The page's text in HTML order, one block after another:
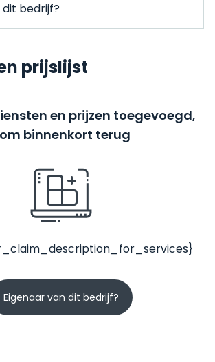
dit bedrijf?
prijslijst
en prijzen toegevoegd,
binnenkort terug
Eigenaar van dit bedrijf?